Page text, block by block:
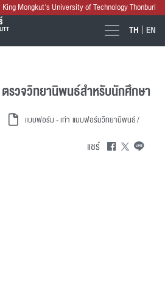
King Mongkut's University of Technology Thonburi
TH EN
รวจวิทยานิพนธ์สำหรับนักศึกษา
แบบฟอร์ม - เก่า แบบฟอร์มวิทยานิพนธ์ /
แชร์